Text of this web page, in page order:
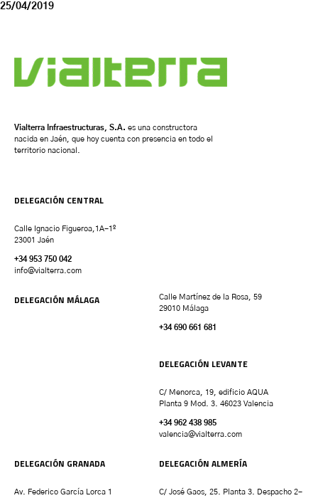
25/04/2019
Vialterra Infraestructuras, S.A. es una constructora
nacida en Jaén, que hoy cuenta con presencia en todo el
territorio nacional.
DELEGACIÓN CENTRAL
Calle Ignacio Figueroa,1A-1º
23001 Jaén
+34 953 750 042
info@vialterra.com
DELEGACIÓN MÁLAGA
Calle Martínez de la Rosa, 59
29010 Málaga
+34 690 661 681
DELEGACIÓN LEVANTE
C/ Menorca, 19, edificio AQUA
Planta 9 Mod. 3. 46023 Valencia
+34 962 438 985
valencia@vialterra.com
DELEGACIÓN GRANADA
Av. Federico García Lorca 1
DELEGACIÓN ALMERÍA
C/ José Gaos, 25. Planta 3. Despacho 2-